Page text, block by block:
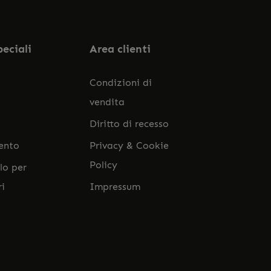
per
Area clienti
Condizioni di
vendita
Diritto di recesso
Privacy & Cookie
Policy
Impressum